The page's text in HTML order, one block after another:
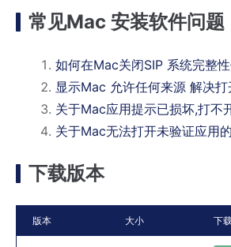
常见Mac 安装软件问题
如何在Mac关闭SIP 系统完整
显示Mac 允许任何来源 解决
关于Mac应用提示已损坏,打不
关于Mac无法打开未验证应用
下载版本
版本 大小 下